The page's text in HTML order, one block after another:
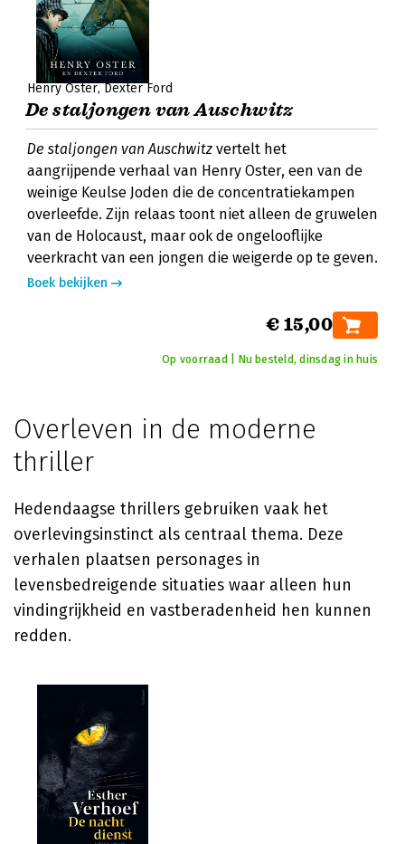
Henry Oster Dexter Ford
De staljongen van Auschwitz
De staljongen van Auschwitz vertelt het
aangrijpende verhaal van Henry Oster, een van de
weinige Keulse Joden die de concentratiekampen
overleefde. Zijn relaas toont niet alleen de gruwelen
van de Holocaust, maar ook de ongelooflijke
veerkracht van een jongen die weigerde op te geven.
Boek bekijken
€ 15,00
Op voorraad | Nu besteld, dinsdag in huis
Overleven in de moderne
thriller
Hedendaagse thrillers gebruiken vaak het
overlevingsinstinct als centraal thema. Deze
verhalen plaatsen personages in
levensbedreigende situaties waar alleen hun
vindingrijkheid en vastberadenheid hen kunnen
redden.